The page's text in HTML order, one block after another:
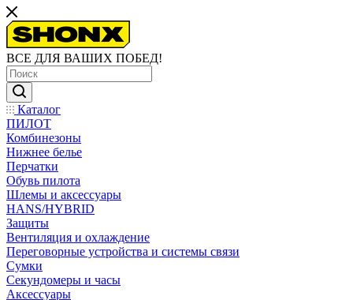
ВСЕ ДЛЯ ВАШИХ ПОБЕД!
Каталог
ПИЛОТ
Комбинезоны
Нижнее белье
Перчатки
Обувь пилота
Шлемы и аксессуары
HANS/HYBRID
Защиты
Вентиляция и охлаждение
Переговорные устройства и системы связи
Сумки
Секундомеры и часы
Аксессуары